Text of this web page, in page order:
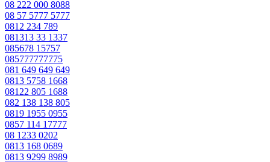
08 222 000 8088
08 57 5777 5777
0812 234 789
081313 33 1337
085678 15757
085777777775
081 649 649 649
0813 5758 1668
08122 805 1688
082 138 138 805
0819 1955 0955
0857 114 17777
08 1233 0202
0813 168 0689
0813 9299 8989